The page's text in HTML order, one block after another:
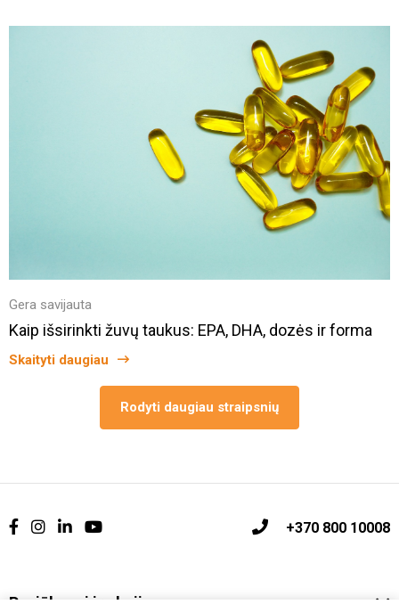
Gera savijauta
Kaip išsirinkti žuvų taukus: EPA, DHA, dozės ir forma
Skaityti daugiau
Rodyti daugiau straipsnių
+370 800 10008